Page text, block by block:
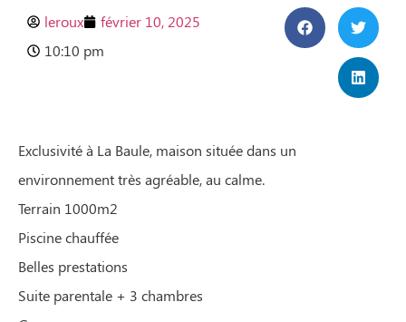
leroux
février 10, 2025
10:10 pm
Exclusivité à La Baule, maison située dans un
environnement très agréable, au calme.
Terrain 1000m2
Piscine chauffée
Belles prestations
Suite parentale + 3 chambres